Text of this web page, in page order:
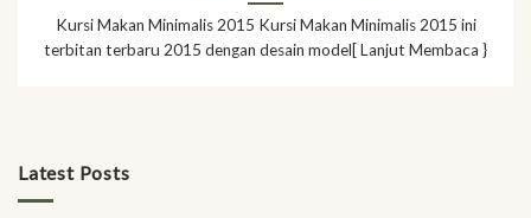
Latest Posts
Kursi Makan Minimalis 2015 Kursi Makan Minimalis 2015 ini
terbitan terbaru 2015 dengan desain model[ Lanjut Membaca }